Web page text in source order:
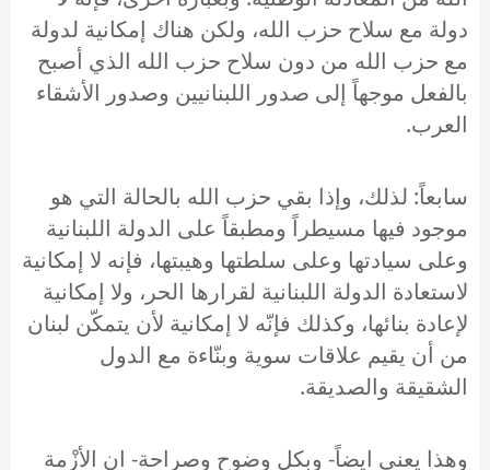
دولة مع سلاح حزب الله، ولكن هناك إمكانية لدولة
مع حزب الله من دون سلاح حزب الله الذي أصبح
بالفعل موجهاً إلى صدور اللبنانيين وصدور الأشقاء
العرب.
سابعاً: لذلك، وإذا بقي حزب الله بالحالة التي هو
موجود فيها مسيطراً ومطبقاً على الدولة اللبنانية
وعلى سيادتها وعلى سلطتها وهيبتها، فإنه لا إمكانية
لاستعادة الدولة اللبنانية لقرارها الحر، ولا إمكانية
لإعادة بنائها، وكذلك فإنّه لا إمكانية لأن يتمكّن لبنان
من أن يقيم علاقات سوية وبنّاءة مع الدول
الشقيقة والصديقة.
وهذا يعني ايضاً- وبكل وضوح وصراحة- ان الأزْمة